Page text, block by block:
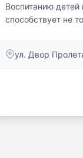
Воспитанию детей
способствует не
в богослужении,
ул. Двор